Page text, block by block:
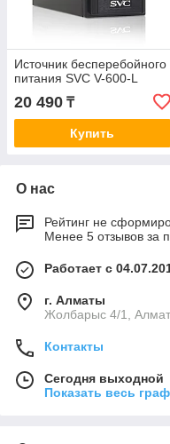
Источник бесперебойного
питания SVC V-600-L
20 490 ₸
Купить
О нас
Рейтинг не
Менее 5 отзывов за
Работает с
г. Алматы
Жолбарыс 4/1,
Контакты
Сегодня выходной
Показать весь